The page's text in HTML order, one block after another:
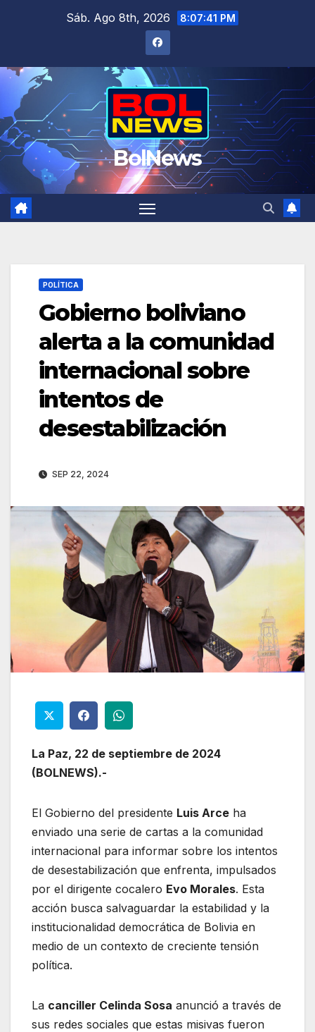
Sáb. Ago 8th, 2026 8:07:41 PM
BolNews
POLÍTICA
Gobierno boliviano
alerta a la comunidad
internacional sobre
intentos de
desestabilización
SEP 22, 2024
La Paz, 22 de septiembre de 2024
(BOLNEWS).-
El Gobierno del presidente Luis Arce ha
enviado una serie de cartas a la comunidad
internacional para informar sobre los intentos
de desestabilización que enfrenta, impulsados
por el dirigente cocalero Evo Morales. Esta
acción busca salvaguardar la estabilidad y la
institucionalidad democrática de Bolivia en
medio de un contexto de creciente tensión
política.
La canciller Celinda Sosa anunció a través de
sus redes sociales que estas misivas fueron